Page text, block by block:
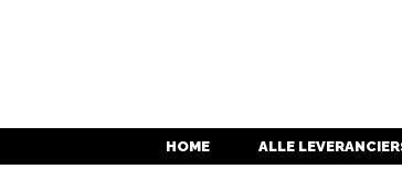
HOME ALLE